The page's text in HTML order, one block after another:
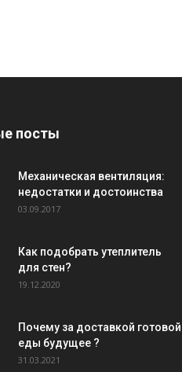
посты
Механическая вентиляция:
недостатки и достоинства
03.09.2017
Как подобрать утеплитель
для стен?
19.12.2020
Почему за доставкой готовой
еды будущее ?
31.03.2021